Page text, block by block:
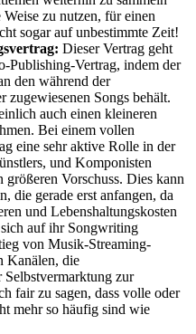
zu nutzen, für einen
sogar auf unbestimmte Zeit!
Dieser Vertrag geht
Publishing-Vertrag, indem der
den während der
zugewiesenen Songs behält.
auch einen kleineren
Bei einem vollen
eine sehr aktive Rolle in der
und Komponisten
Vorschuss. Dies kann
die gerade erst anfangen, da
und Lebenshaltungskosten
auf ihr Songwriting
von Musik-Streaming-
Kanälen, die
zur
fair zu sagen, dass volle oder
mehr so häufig sind wie